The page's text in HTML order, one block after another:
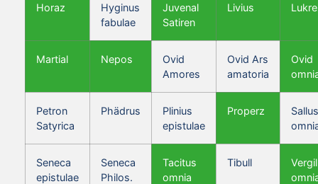
Horaz
Hyginus
fabulae
Juvenal
Satiren
Livius
Martial Nepos
Ovid
Amores
Ovid Ars
amatoria
Ovid
Petron
Satyrica
Phädrus
Plinius
epistulae
Properz
Seneca
epistulae
Seneca
Philos.
Tacitus
omnia
Tibull
Vergil